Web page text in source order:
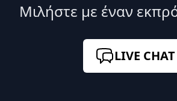
Μιλήστε με έναν
LIVE CHAT